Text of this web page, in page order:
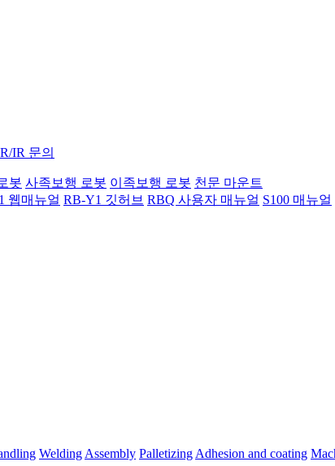
IR 문의
봇 사족보행 로봇 이족보행 로봇 천문 마운트
웹매뉴얼 RB-Y1 깃허브 RBQ 사용자 매뉴얼 S100 매뉴얼
Welding Assembly Palletizing Adhesion and coating